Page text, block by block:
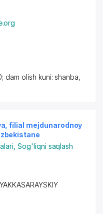
dam olish kuni: shanba,
filial mejdunarodnoy
,Sog'liqni saqlash
YAKKASARAYSKIY